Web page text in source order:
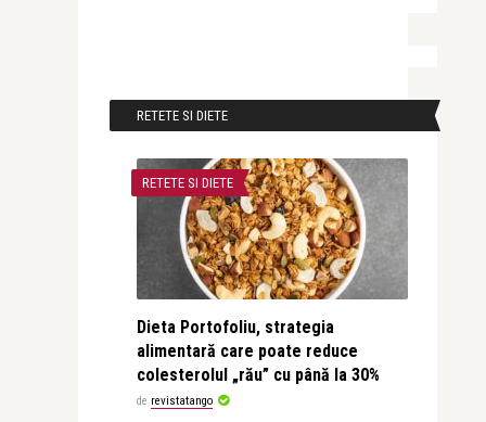
RETETE SI DIETE
RETETE SI DIETE
Dieta Portofoliu, strategia
alimentară care poate reduce
colesterolul „rău” cu până la 30%
de revistatango